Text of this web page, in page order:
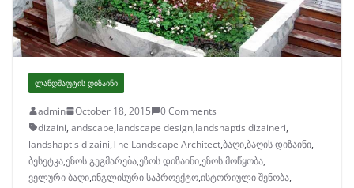
ᲚᲐᲜᲓᲨᲐᲤᲢᲘᲡ ᲓᲘᲖᲐᲘᲜᲘ
admin October 18, 2015
0 Comments
dizaini,landscape,landscape design,landshaptis dizaineri,
landshaptis dizaini,The Landscape Architect,ბაღი,ბაღის დიზაინი,
ბესეტკა,ეზოს გეგმარება,ეზოს დიზაინი,ეზოს მოწყობა,
ველური ბაღი,ინგლისური საპროექტო,ისტორიული შენობა,